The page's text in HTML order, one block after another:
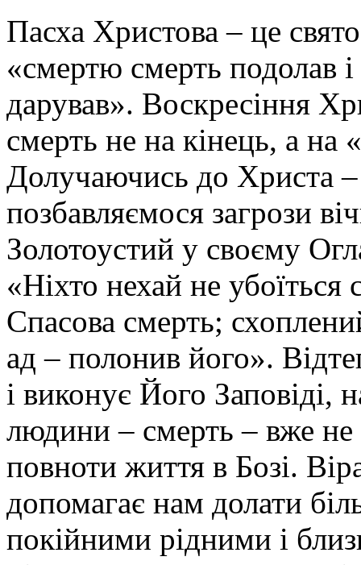
Пасха Христова – це
«смертю смерть подолав
дарував». Воскресіння
смерть не на кінець, а на
Долучаючись до Христа
позбавляємося загрози
Золотоустий у своєму
«Ніхто нехай не убоїться
Спасова смерть;
ад – полонив його».
і виконує Його Заповіді,
людини – смерть – вже
повноти життя в Бозі.
допомагає нам долати
покійними рідними і